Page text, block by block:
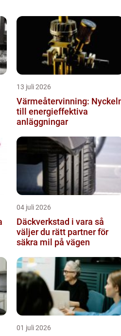
13 juli 2026
Värmeåtervinning:
till energieffektiva
anläggningar
04 juli 2026
Däckverkstad i vara så
väljer du rätt partner för
säkra mil på vägen
01 juli 2026